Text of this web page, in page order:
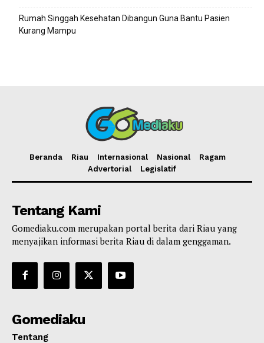
Rumah Singgah Kesehatan Dibangun Guna Bantu Pasien
Kurang Mampu
Beranda Riau Internasional Nasional
Ragam
Advertorial
Legislatif
Tentang Kami
Gomediaku.com merupakan portal berita dari Riau yang
menyajikan informasi berita Riau di dalam genggaman.
Gomediaku
Tentang